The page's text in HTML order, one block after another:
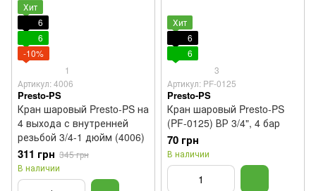
Хит
6
6
-10%
1
Артикул: 4006
Presto-PS
Кран шаровый Presto-PS на
4 выхода с внутренней
резьбой 3/4-1 дюйм (4006)
311 грн 345 грн
В наличии
Хит
6
6
3
Артикул: PF-0125
Presto-PS
Кран шаровый Presto-PS
(PF-0125) ВР 3/4", 4 бар
70 грн
В наличии